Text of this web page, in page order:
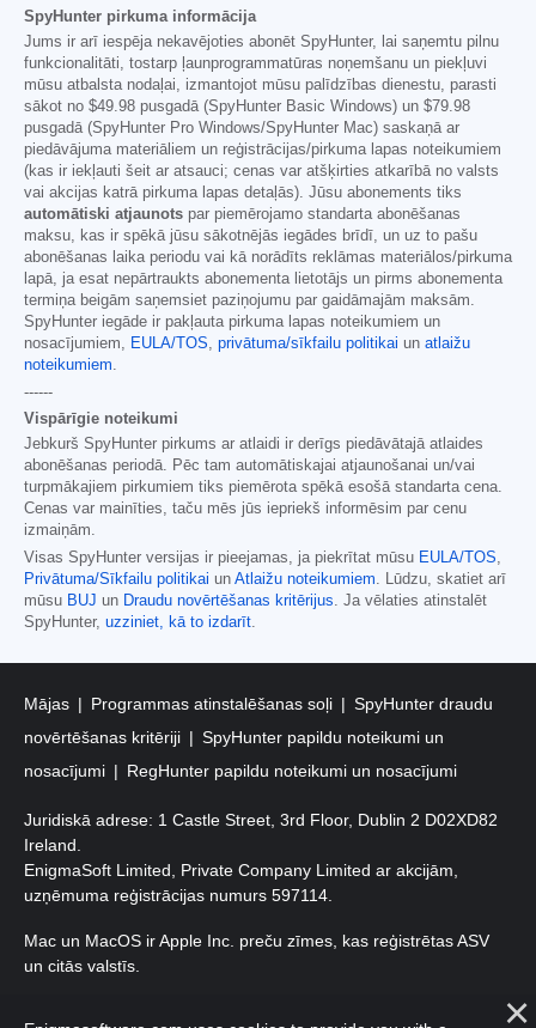
SpyHunter pirkuma informācija
Jums ir arī iespēja nekavējoties abonēt SpyHunter, lai saņemtu pilnu
funkcionalitāti, tostarp ļaunprogrammatūras noņemšanu un piekļuvi
mūsu atbalsta nodaļai, izmantojot mūsu palīdzības dienestu, parasti
sākot no $49.98 pusgadā (SpyHunter Basic Windows) un $79.98
pusgadā (SpyHunter Pro Windows/SpyHunter Mac) saskaņā ar
piedāvājuma materiāliem un reģistrācijas/pirkuma lapas noteikumiem
(kas ir iekļauti šeit ar atsauci; cenas var atšķirties atkarībā no valsts
vai akcijas katrā pirkuma lapas detaļās). Jūsu abonements tiks
automātiski atjaunots par piemērojamo standarta abonēšanas
maksu, kas ir spēkā jūsu sākotnējās iegādes brīdī, un uz to pašu
abonēšanas laika periodu vai kā norādīts reklāmas materiālos/pirkuma
lapā, ja esat nepārtraukts abonementa lietotājs un pirms abonementa
termiņa beigām saņemsiet paziņojumu par gaidāmajām maksām.
SpyHunter iegāde ir pakļauta pirkuma lapas noteikumiem un
nosacījumiem, EULA/TOS, privātuma/sīkfailu politikai un atlaižu
noteikumiem.
------
Vispārīgie noteikumi
Jebkurš SpyHunter pirkums ar atlaidi ir derīgs piedāvātajā atlaides
abonēšanas periodā. Pēc tam automātiskajai atjaunošanai un/vai
turpmākajiem pirkumiem tiks piemērota spēkā esošā standarta cena.
Cenas var mainīties, taču mēs jūs iepriekš informēsim par cenu
izmaiņām.
Visas SpyHunter versijas ir pieejamas, ja piekrītat mūsu EULA/TOS,
Privātuma/Sīkfailu politikai un Atlaižu noteikumiem. Lūdzu, skatiet arī
mūsu BUJ un Draudu novērtēšanas kritērijus. Ja vēlaties atinstalēt
SpyHunter, uzziniet, kā to izdarīt.
Mājas Programmas atinstalēšanas soļi
SpyHunter draudu
novērtēšanas kritēriji
SpyHunter papildu noteikumi un
nosacījumi
RegHunter papildu noteikumi un nosacījumi
Juridiskā adrese: 1 Castle Street, 3rd Floor, Dublin 2 D02XD82
Ireland.
EnigmaSoft Limited, Private Company Limited ar akcijām,
uzņēmuma reģistrācijas numurs 597114.
Mac un MacOS ir Apple Inc. preču zīmes, kas reģistrētas ASV
un citās valstīs.